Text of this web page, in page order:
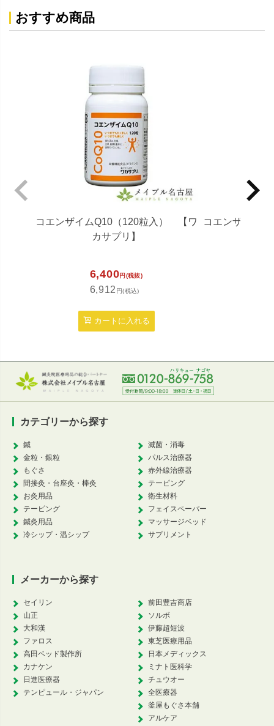
おすすめ商品
コエンザイムQ10（120粒入） 【ワ
カサプリ】
6,400円(税抜)
6,912 円(税込)
カートに入れる
コエンザイム
カテゴリーから探す
鍼
金粒・銀粒
もぐさ
間接灸・台座灸・棒灸
お灸用品
テーピング
鍼灸用品
冷シップ・温シップ
滅菌・消毒
パルス治療器
赤外線治療器
テーピング
衛生材料
フェイスペーパー
マッサージベッド
サプリメント
メーカーから探す
セイリン
山正
大和漢
ファロス
高田ベッド製作所
カナケン
日進医療器
テンピュール・ジャパン
前田豊吉商店
ソルボ
伊藤超短波
東芝医療用品
日本メディックス
ミナト医科学
チュウオー
全医療器
釜屋もぐさ本舗
アルケア